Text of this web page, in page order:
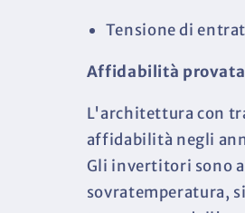
Tensione di
Affidabilità provata
L'architettura con
affidabilità negli
Gli invertitori sono
sovratemperatura,